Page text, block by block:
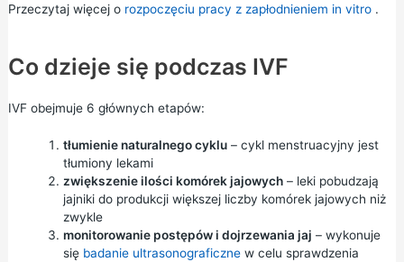
Przeczytaj więcej o rozpoczęciu pracy z zapłodnieniem in vitro.
Co dzieje się podczas IVF
IVF obejmuje 6 głównych etapów:
tłumienie naturalnego cyklu– cykl menstruacyjny jest
tłumiony lekami
zwiększenie ilości komórek jajowych– leki pobudzają
jajniki do produkcji większej liczby komórek jajowych niż
zwykle
monitorowanie postępów i dojrzewania jaj – wykonuje
się badanie ultrasonograficznew celu sprawdzenia